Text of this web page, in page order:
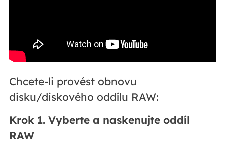
Chcete-li provést obnovu
disku/diskového oddílu RAW:
Krok 1. Vyberte a naskenujte oddíl
RAW